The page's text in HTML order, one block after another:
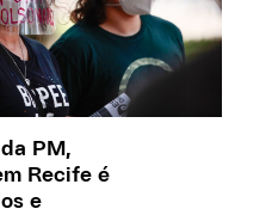
PM,
Recife é
e